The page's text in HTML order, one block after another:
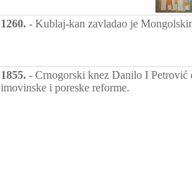
1260. - Kublaj-kan zavladao je
1855. - Crnogorski knez Danilo I Petrović
imovinske i poreske reforme.